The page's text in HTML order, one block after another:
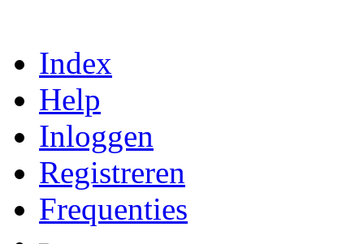
Index
Help
Inloggen
Registreren
Frequenties